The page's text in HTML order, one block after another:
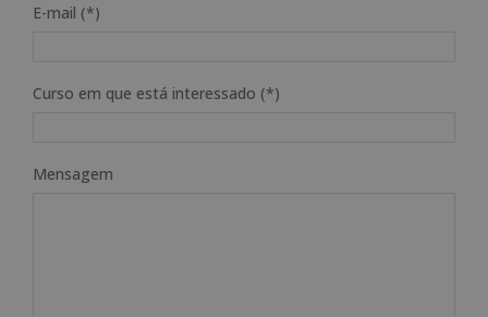
E-mail (*)
Curso em que está interessado (*)
Mensagem